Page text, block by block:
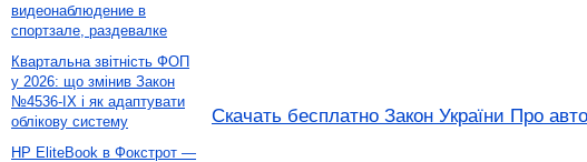
Скачать бесплатно Закон України Про
видеонаблюдение в
спортзале, раздевалке
Квартальна звітність ФОП
у 2026: що змінив Закон
№4536-IX і як адаптувати
облікову систему
HP EliteBook в Фокстрот —